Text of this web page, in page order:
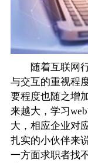
随着互联网行
与交互的重视程
要程度也随之增
来越大，学习
大，相应企业对
扎实的小伙伴来
一方面求职者找